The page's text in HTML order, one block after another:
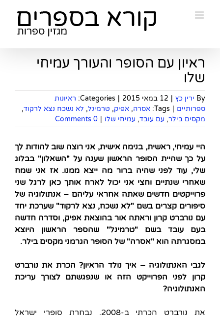
ראיון עם הסופר והעורך עמיחי
שלו
By ירין כץ | 12 במאי 2015 |
Categories: ראיונות
ספרותיים |
Tags: אסרה, אפיק, טרמינל, לא נשכח נצא לרקוד,
מקסים בילר, עם עובד, עמיחי שלו |
0 Comments
היי עמיחי, ראשית, בנימה אישית, אני רוצה שוב להודות לך
על כך שהיית הסופר הראשון שענה על "השאלון" בבלוג
שלי, עוד לפני שהיה ברור מה ייצא ממנו. אז אני שמח
שאחרי שנתיים וחצי אני יכול לארח אותך כאן לרגל שני
פרוייקטים חדשים שאתה אחראי עליהם – אנתולוגיה של
סיפורים קצרים בשם "לא נשכח, נצא לרקוד" שערכת יחד
עם נורברט קרון וראתה אור בהוצאת אפיק, וסדרה חדשה
בעם עובד בשם "טרמינל" שהספר הראשון היוצא
במסגרתה הוא "אסרה" של הסופר הגרמני מקסים בילר.
לגבי האנתולוגיה – איך נולד הראיון? הכרת את נורברט
קרון לפני הפרוייקט הזה או שנפגשתם לצורך עריכת
האנתולוגיה?
את נורברט הכרתי ב-2008. נבחרת סופרי ישראל